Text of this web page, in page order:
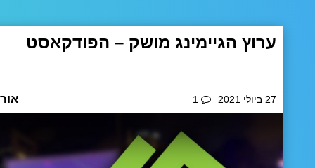
ערוץ הגיימינג מושק – הפודקאסט
ערוץ הגיימינג החדש עלה לאתר וואלה! ויעלה ממש בקרוב
27 ביולי 2021